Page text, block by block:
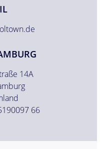
14A
66